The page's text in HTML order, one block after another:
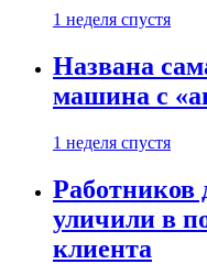
1 неделя спустя
Названа
машина с
1 неделя спустя
Работников
уличили в
клиента